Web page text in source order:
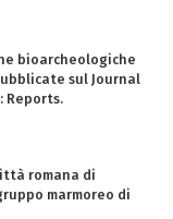
bioarcheologiche
sul Journal
Reports.
romana di
marmoreo di